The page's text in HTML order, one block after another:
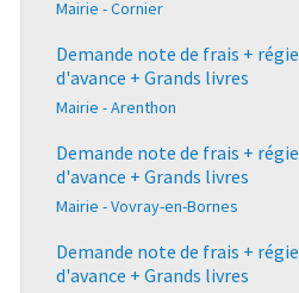
Mairie - Cornier
Demande note de frais + régie
d'avance + Grands livres
Mairie - Arenthon
Demande note de frais + régie
d'avance + Grands livres
Mairie - Vovray-en-Bornes
Demande note de frais + régie
d'avance + Grands livres